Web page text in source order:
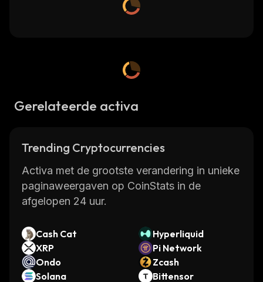
Gerelateerde activa
Trending Cryptocurrencies
Activa met de grootste verandering in unieke
paginaweergaven op CoinStats in de
afgelopen 24 uur.
Cash Cat
Hyperliquid
XRP
Pi Network
Ondo
Zcash
Solana
Bittensor